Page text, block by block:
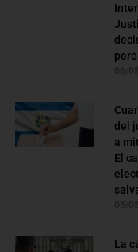
del
a
El
La